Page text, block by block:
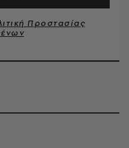
Προστασίας